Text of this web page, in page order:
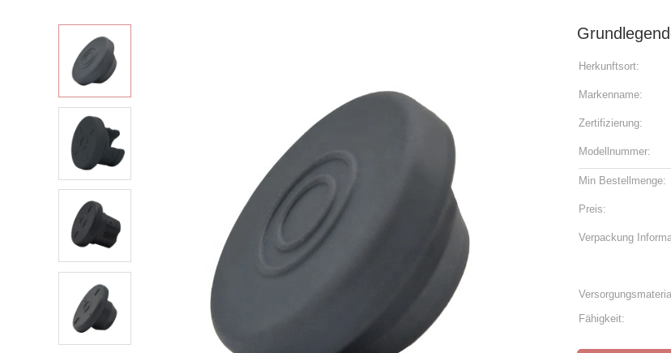
Herkunftsort:
Markenname:
Zertifizierung:
Modellnummer:
Min Bestellmenge:
Preis:
Verpackung
Fähigkeit: